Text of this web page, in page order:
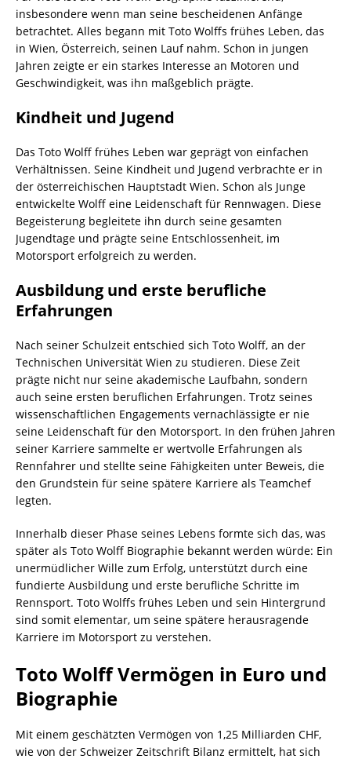
insbesondere wenn man seine bescheidenen Anfänge
betrachtet. Alles begann mit Toto Wolffs frühes Leben, das
in Wien, Österreich, seinen Lauf nahm. Schon in jungen
Jahren zeigte er ein starkes Interesse an Motoren und
Geschwindigkeit, was ihn maßgeblich prägte.
Kindheit und Jugend
Das Toto Wolff frühes Leben war geprägt von einfachen
Verhältnissen. Seine Kindheit und Jugend verbrachte er in
der österreichischen Hauptstadt Wien. Schon als Junge
entwickelte Wolff eine Leidenschaft für Rennwagen. Diese
Begeisterung begleitete ihn durch seine gesamten
Jugendtage und prägte seine Entschlossenheit, im
Motorsport erfolgreich zu werden.
Ausbildung und erste berufliche
Erfahrungen
Nach seiner Schulzeit entschied sich Toto Wolff, an der
Technischen Universität Wien zu studieren. Diese Zeit
prägte nicht nur seine akademische Laufbahn, sondern
auch seine ersten beruflichen Erfahrungen. Trotz seines
wissenschaftlichen Engagements vernachlässigte er nie
seine Leidenschaft für den Motorsport. In den frühen Jahren
seiner Karriere sammelte er wertvolle Erfahrungen als
Rennfahrer und stellte seine Fähigkeiten unter Beweis, die
den Grundstein für seine spätere Karriere als Teamchef
legten.
Innerhalb dieser Phase seines Lebens formte sich das, was
später als Toto Wolff Biographie bekannt werden würde: Ein
unermüdlicher Wille zum Erfolg, unterstützt durch eine
fundierte Ausbildung und erste berufliche Schritte im
Rennsport. Toto Wolffs frühes Leben und sein Hintergrund
sind somit elementar, um seine spätere herausragende
Karriere im Motorsport zu verstehen.
Toto Wolff Vermögen in Euro und
Biographie
Mit einem geschätzten Vermögen von 1,25 Milliarden CHF,
wie von der Schweizer Zeitschrift Bilanz ermittelt, hat sich